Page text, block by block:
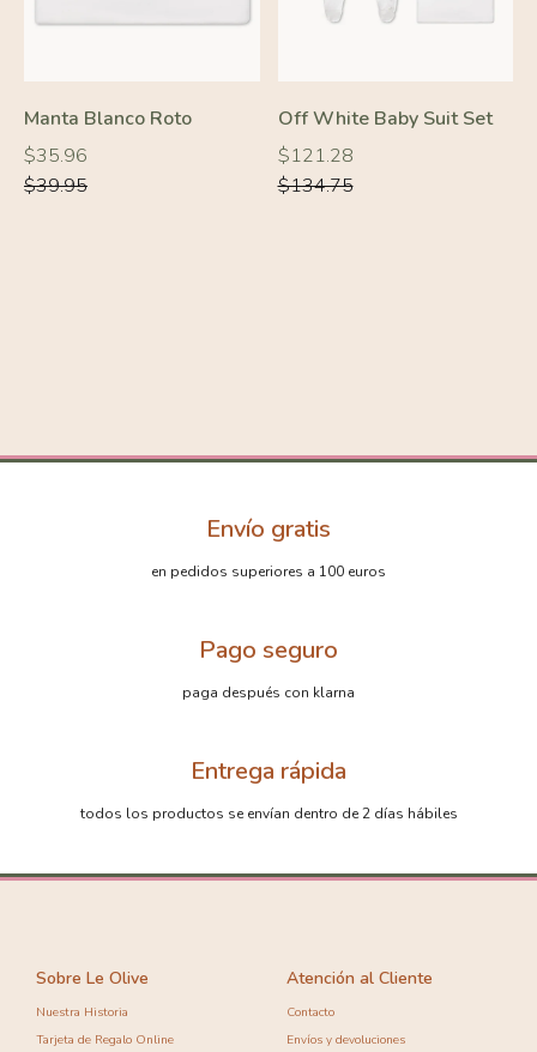
Manta Blanco Roto
Precio
habitual
$35.96
Precio
habitual
$39.95
Off White Baby Suit Set
Precio
habitual
$121.28
Precio
habitual
$134.75
Envío gratis
en pedidos superiores a 100 euros
Pago seguro
paga después con klarna
Entrega rápida
todos los productos se envían dentro de 2 días hábiles
Sobre Le Olive
Nuestra Historia
Tarjeta de Regalo Online
Atención al Cliente
Contacto
Envíos y devoluciones